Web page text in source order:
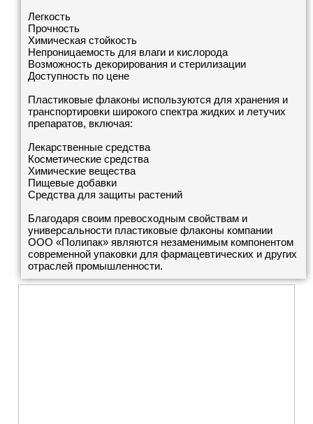
Легкость
Прочность
Химическая стойкость
Непроницаемость для влаги и кислорода
Возможность декорирования и стерилизации
Доступность по цене
Пластиковые флаконы используются для хранения и
транспортировки широкого спектра жидких и летучих
препаратов, включая:
Лекарственные средства
Косметические средства
Химические вещества
Пищевые добавки
Средства для защиты растений
Благодаря своим превосходным свойствам и
универсальности пластиковые флаконы компании
ООО «Полипак» являются незаменимым компонентом
современной упаковки для фармацевтических и других
отраслей промышленности.